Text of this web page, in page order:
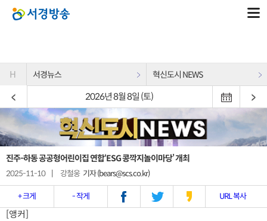
H 서경뉴스 혁신도시 NEWS
2026년 8월 8일 (토)
진주-하동 공공형어린이집 연합‘ESG 콩깍지놀이마당’ 개최
2025-11-10 강철웅 기자 (bears@scs.co.kr)
+ 크게 - 작게 URL 복사
[앵커]